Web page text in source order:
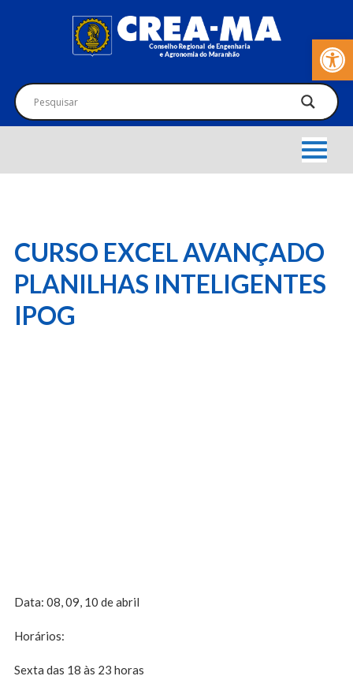
Barra de
CURSO EXCEL AVANÇADO
PLANILHAS INTELIGENTES
IPOG
Data: 08, 09, 10 de abril
Horários:
Sexta das 18 às 23 horas